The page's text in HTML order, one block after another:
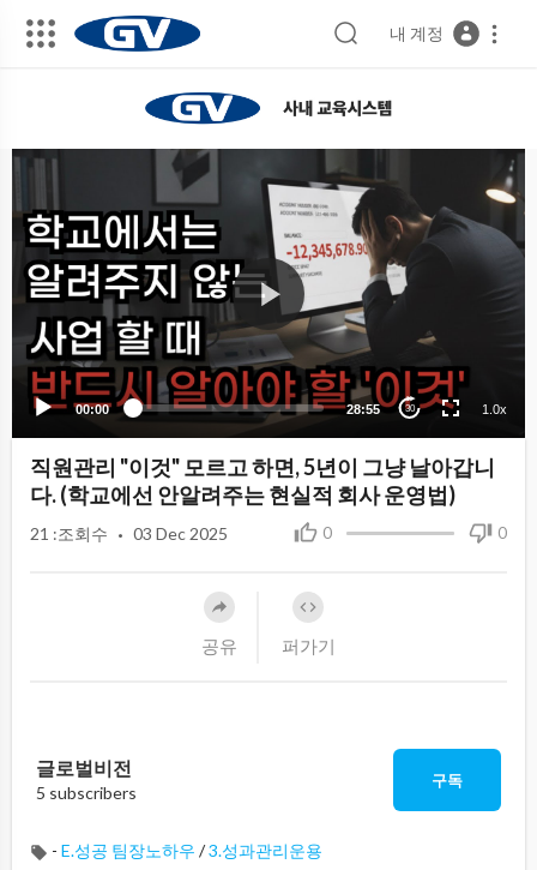
내 계정
00:00 28:55 30 1.0x
직원관리 "이것" 모르고 하면, 5년이 그냥 날아갑니
다. (학교에선 안알려주는 현실적 회사 운영법)
0 0
21 :조회수 · 03 Dec 2025
공유 퍼가기
글로벌비전
5 subscribers
구독
- E.성공 팀장노하우 /3.성과관리운용